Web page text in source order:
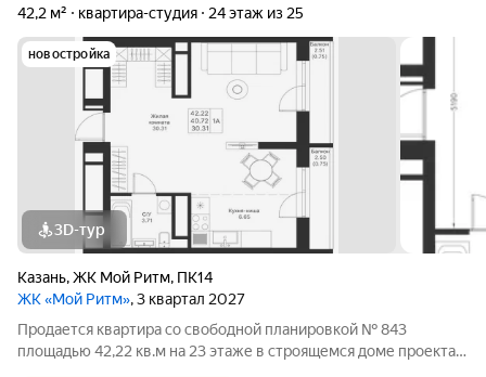
42,2 м²
квартира-студия 24 этаж из 25
новостройка
3D-тур
Казань,ЖК Мой Ритм, ПК14
ЖК «Мой Ритм», 3 квартал 2027
Продается квартира со свободной планировкой № 843
площадью 42,22 кв.м на 23 этаже в строящемся доме проекта